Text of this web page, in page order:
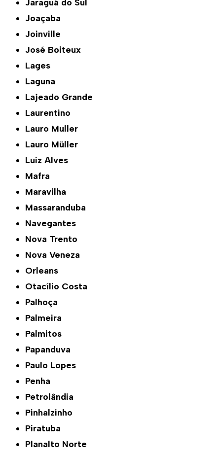
Jaraguá do Sul
Joaçaba
Joinville
José Boiteux
Lages
Laguna
Lajeado Grande
Laurentino
Lauro Muller
Lauro Müller
Luiz Alves
Mafra
Maravilha
Massaranduba
Navegantes
Nova Trento
Nova Veneza
Orleans
Otacílio Costa
Palhoça
Palmeira
Palmitos
Papanduva
Paulo Lopes
Penha
Petrolândia
Pinhalzinho
Piratuba
Planalto Norte